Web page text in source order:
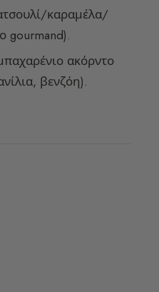
καραμέλα/
gourmand).
ακόρντο
βενζόη).